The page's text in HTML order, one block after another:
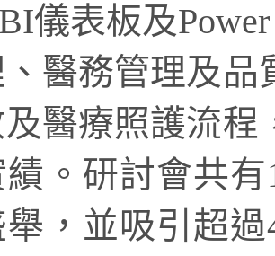
儀表板及
醫務管理及
醫療照護流
。研討會共
，並吸引超